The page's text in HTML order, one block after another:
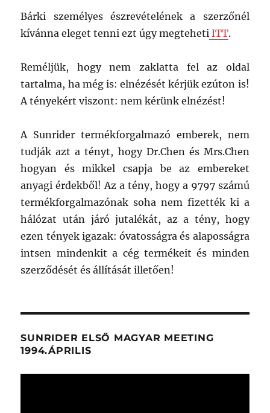
Bárki személyes észrevételének a szerzőnél
kívánna eleget tenni ezt úgy megteheti ITT.
Reméljük, hogy nem zaklatta fel az oldal
tartalma, ha még is: elnézését kérjük ezúton is!
A tényekért viszont: nem kérünk elnézést!
A Sunrider termékforgalmazó emberek, nem
tudják azt a tényt, hogy Dr.Chen és Mrs.Chen
hogyan és mikkel csapja be az embereket
anyagi érdekből! Az a tény, hogy a 9797 számú
termékforgalmazónak soha nem fizették ki a
hálózat után járó jutalékát, az a tény, hogy
ezen tények igazak: óvatosságra és alaposságra
intsen mindenkit a cég termékeit és minden
szerződését és állítását illetően!
SUNRIDER ELSŐ MAGYAR MEETING
1994.ÁPRILIS